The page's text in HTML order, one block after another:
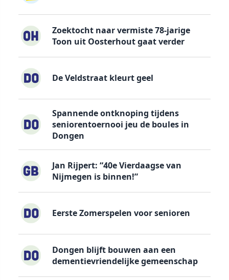
Zoektocht naar vermiste 78-jarige
Toon uit Oosterhout gaat verder
De Veldstraat kleurt geel
Spannende ontknoping tijdens
seniorentoernooi jeu de boules in
Dongen
Jan Rijpert: “40e Vierdaagse van
Nijmegen is binnen!”
Eerste Zomerspelen voor senioren
Dongen blijft bouwen aan een
dementievriendelijke gemeenschap